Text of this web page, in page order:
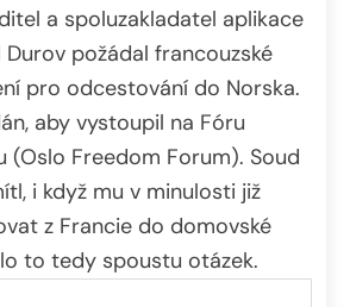
a spoluzakladatel aplikace
Durov požádal francouzské
pro odcestování do Norska.
aby vystoupil na Fóru
(Oslo Freedom Forum). Soud
i když mu v minulosti již
z Francie do domovské
to tedy spoustu otázek.